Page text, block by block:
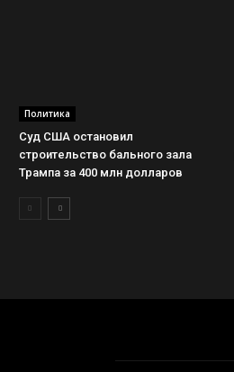
Политика
Суд США остановил
строительство бального зала
Трампа за 400 млн долларов